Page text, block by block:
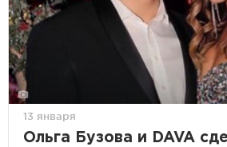
13 января
Ольга Бузова и DAVA